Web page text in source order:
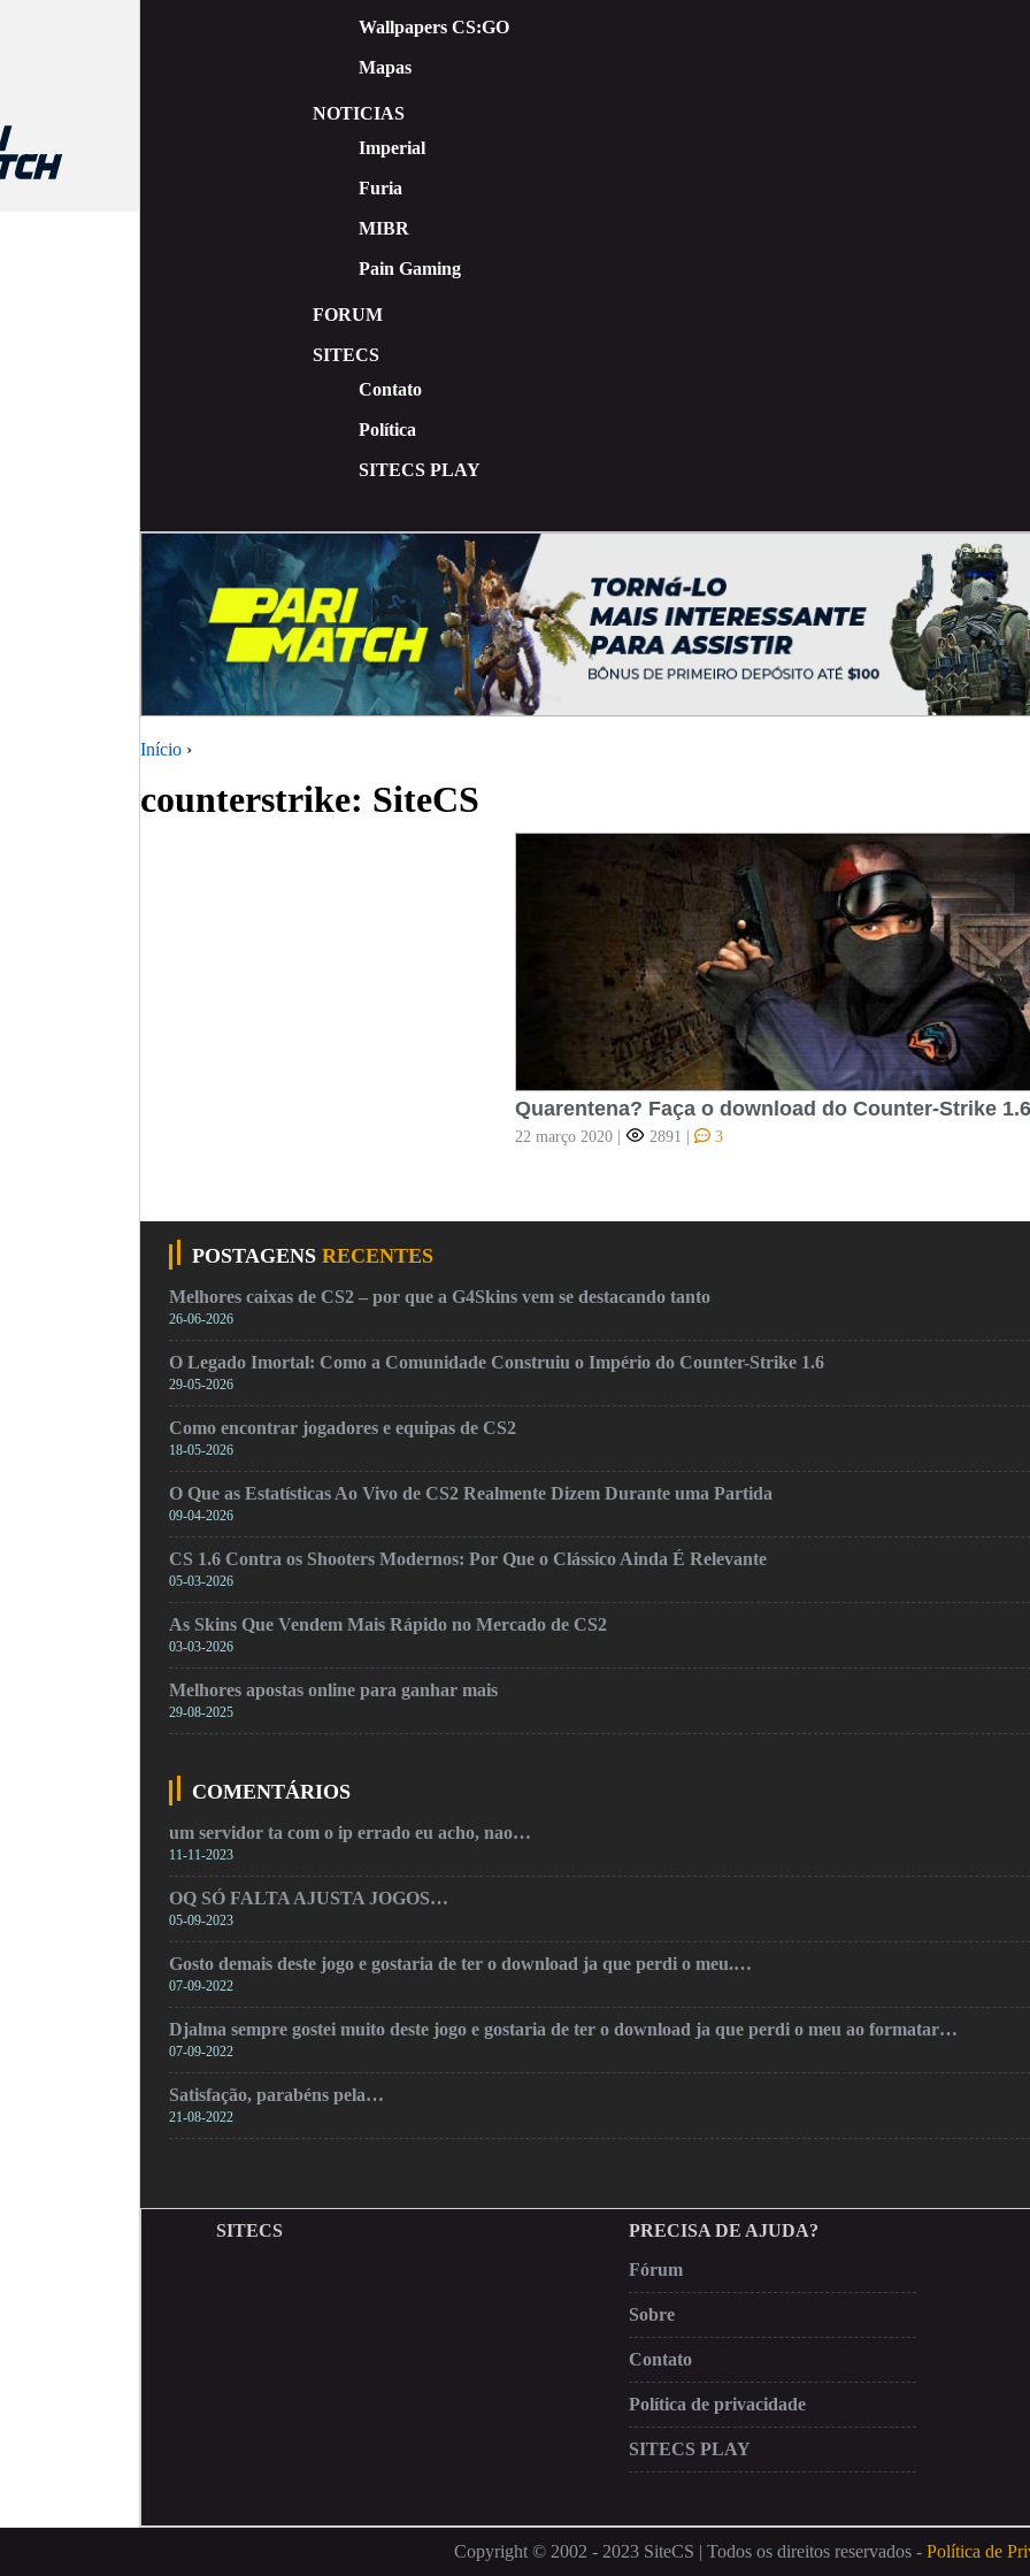
Wallpapers CS:GO
Mapas
NOTICIAS
Imperial
Furia
MIBR
Pain Gaming
FORUM
SITECS
Contato
Política
SITECS PLAY
Início ›
counterstrike: SiteCS
Quarentena? Faça o download do Counter-Strike 1.6
22 março 2020| 2891 | 3
POSTAGENS RECENTES
Melhores caixas de CS2 – por que a G4Skins vem se destacando tanto
26-06-2026
O Legado Imortal: Como a Comunidade Construiu o Império do Counter-Strike 1.6
29-05-2026
Como encontrar jogadores e equipas de CS2
18-05-2026
O Que as Estatísticas Ao Vivo de CS2 Realmente Dizem Durante uma Partida
09-04-2026
CS 1.6 Contra os Shooters Modernos: Por Que o Clássico Ainda É Relevante
05-03-2026
As Skins Que Vendem Mais Rápido no Mercado de CS2
03-03-2026
Melhores apostas online para ganhar mais
29-08-2025
COMENTÁRIOS
um servidor ta com o ip errado eu acho, nao…
11-11-2023
OQ SÓ FALTA AJUSTA JOGOS…
05-09-2023
Gosto demais deste jogo e gostaria de ter o download ja que perdi o meu.…
07-09-2022
Djalma sempre gostei muito deste jogo e gostaria de ter o download ja que perdi o meu ao formatar…
07-09-2022
Satisfação, parabéns pela…
21-08-2022
SITECS
PRECISA DE AJUDA?
Fórum
Sobre
Contato
Política de privacidade
SITECS PLAY
Copyright © 2002 - 2023 SiteCS | Todos os direitos reservados - Política de